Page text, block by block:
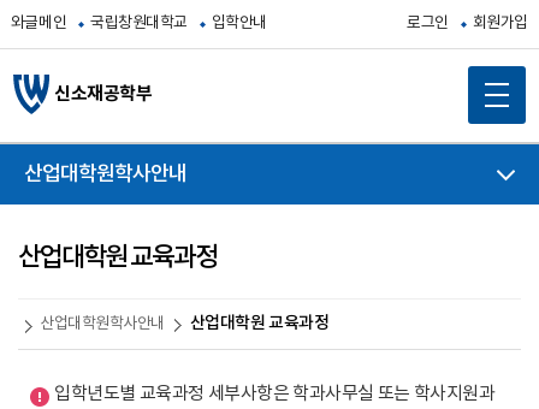
와글메인 국립창원대학교 입학안내 로그인 회원가입
신소재공학부
산업대학원학사안내
산업대학원 교육과정
산업대학원학사안내 산업대학원 교육과정
입학년도별 교육과정 세부사항은 학과사무실 또는 학사지원과